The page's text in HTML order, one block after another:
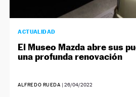
ACTUALIDAD
El Museo Mazda abre sus
una profunda renovación
ALFREDO RUEDA |26/04/2022